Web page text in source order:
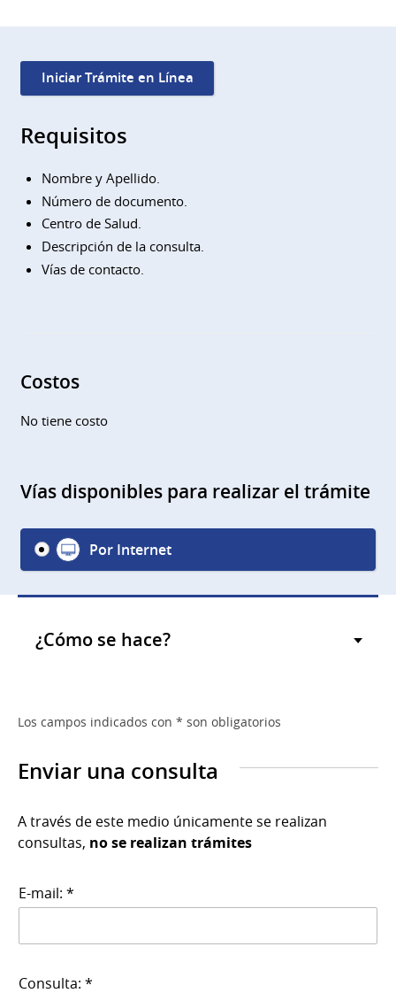
Iniciar Trámite en Línea
Requisitos
Nombre y Apellido.
Número de documento.
Centro de Salud.
Descripción de la consulta.
Vías de contacto.
Costos
No tiene costo
Vías disponibles para realizar el trámite
Por Internet
¿Cómo se hace?
Los campos indicados con * son obligatorios
Enviar una consulta
A través de este medio únicamente se realizan
consultas, no se realizan trámites
E-mail: *
Consulta: *